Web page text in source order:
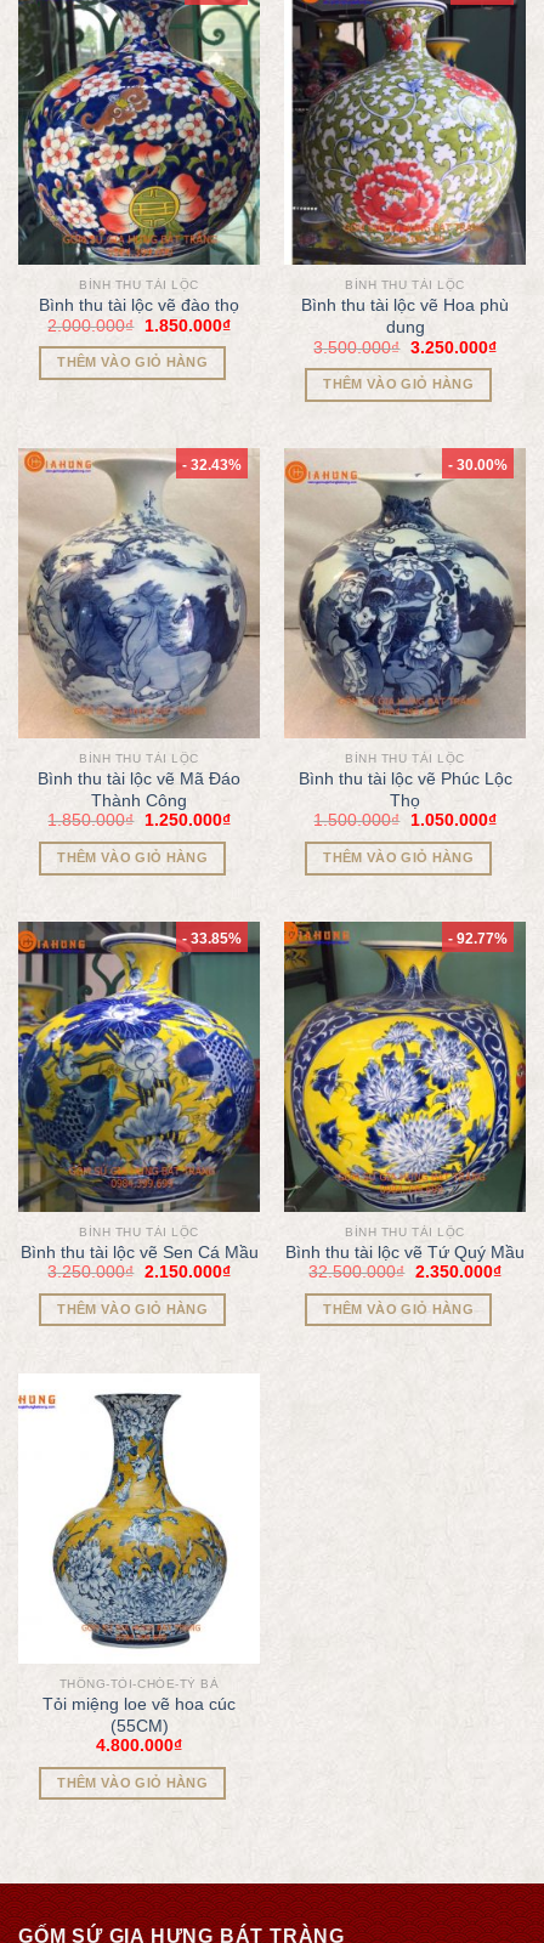
BÌNH THU TÀI LỘC
Bình thu tài lộc vẽ đào thọ
2.000.000₫ 1.850.000₫
THÊM VÀO GIỎ HÀNG
BÌNH THU TÀI LỘC
Bình thu tài lộc vẽ Hoa phù
dung
3.500.000₫ 3.250.000₫
THÊM VÀO GIỎ HÀNG
- 32.43%
BÌNH THU TÀI LỘC
Bình thu tài lộc vẽ Mã Đáo
Thành Công
1.850.000₫ 1.250.000₫
THÊM VÀO GIỎ HÀNG
- 30.00%
BÌNH THU TÀI LỘC
Bình thu tài lộc vẽ Phúc Lộc
Thọ
1.500.000₫ 1.050.000₫
THÊM VÀO GIỎ HÀNG
- 33.85%
BÌNH THU TÀI LỘC
Bình thu tài lộc vẽ Sen Cá Mầu
3.250.000₫ 2.150.000₫
THÊM VÀO GIỎ HÀNG
- 92.77%
BÌNH THU TÀI LỘC
Bình thu tài lộc vẽ Tứ Quý Mầu
32.500.000₫ 2.350.000₫
THÊM VÀO GIỎ HÀNG
THỐNG-TỎI-CHÓE-TỲ BÀ
Tỏi miệng loe vẽ hoa cúc
(55CM)
4.800.000₫
THÊM VÀO GIỎ HÀNG
GỐM SỨ GIA HƯNG BÁT TRÀNG